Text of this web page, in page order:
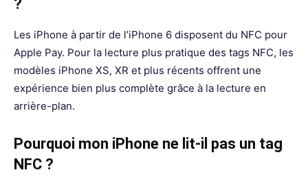
?
Les iPhone à partir de l’iPhone 6 disposent du NFC pour
Apple Pay. Pour la lecture plus pratique des tags NFC, les
modèles iPhone XS, XR et plus récents offrent une
expérience bien plus complète grâce à la lecture en
arrière-plan.
Pourquoi mon iPhone ne lit-il pas un tag
NFC ?